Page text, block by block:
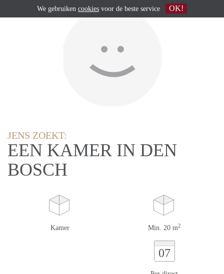
JENS ZOEKT:
EEN KAMER IN DEN
BOSCH
Kamer Min. 20 m2
07
We gebruiken cookies voor de beste service OK!